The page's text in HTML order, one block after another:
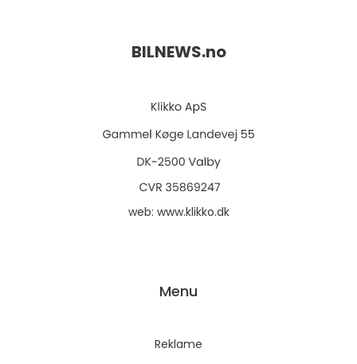
BILNEWS.no
web: www.klikko.dk
Menu
Reklame